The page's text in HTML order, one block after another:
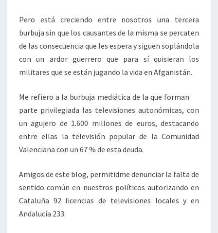
Pero está creciendo entre nosotros una tercera
burbuja sin que los causantes de la misma se percaten
de las consecuencia que les espera y siguen soplándola
con un ardor guerrero que para sí quisieran los
militares que se están jugando la vida en Afganistán.
Me refiero a la burbuja mediática de la que forman
parte privilegiada las televisiones autonómicas, con
un agujero de 1.600 millones de euros, destacando
entre ellas la televisión popular de la Comunidad
Valenciana con un 67 % de esta deuda.
Amigos de este blog, permitidme denunciar la falta de
sentido común en nuestros políticos autorizando en
Cataluña 92 licencias de televisiones locales y en
Andalucía 233.